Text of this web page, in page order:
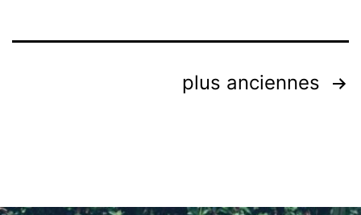
plus anciennes